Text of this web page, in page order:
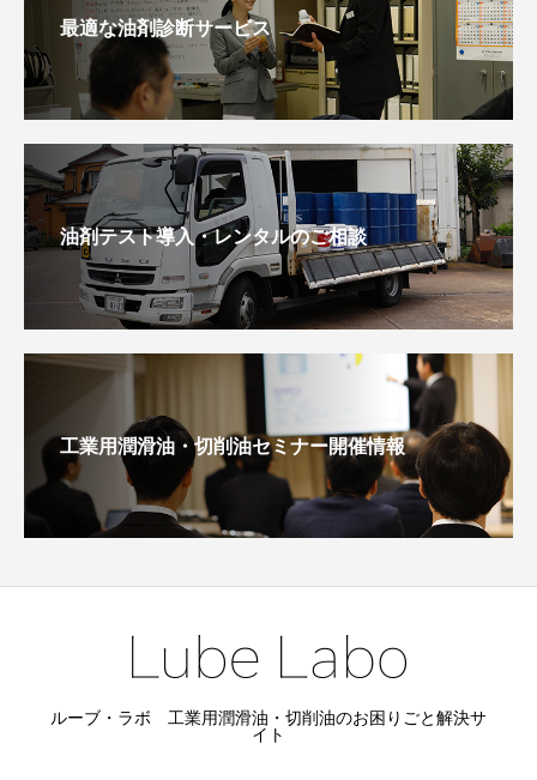
最適な油剤診断サービス
油剤テスト導入・レンタルのご相談
工業用潤滑油・切削油セミナー開催情報
ルーブ・ラボ 工業用潤滑油・切削油のお困りごと解決サ
イト